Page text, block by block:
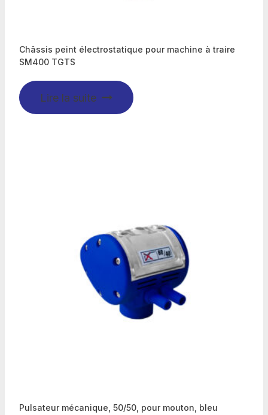
Châssis peint électrostatique pour machine à traire
SM400 TGTS
Lire la suite
Pulsateur mécanique, 50/50, pour mouton, bleu